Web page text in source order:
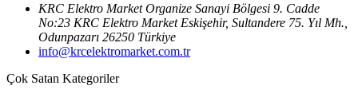
KRC Elektro Market Organize Sanayi Bölgesi 9. Cadde
No:23 KRC Elektro Market Eskişehir, Sultandere 75. Yıl Mh.,
Odunpazarı 26250 Türkiye
info@krcelektromarket.com.tr
Çok Satan Kategoriler